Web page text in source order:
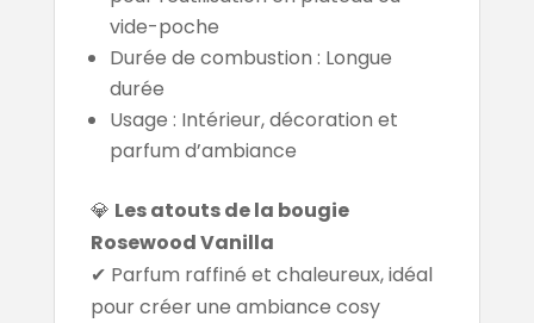
vide-poche
Durée de combustion : Longue
durée
Usage : Intérieur, décoration et
parfum d’ambiance
💎 Les atouts de la bougie
Rosewood Vanilla
✔ Parfum raffiné et chaleureux, idéal
pour créer une ambiance cosy